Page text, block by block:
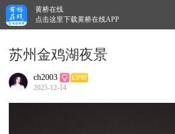
黄桥在线
点击这里下载黄桥在线APP
苏州金鸡湖夜景
ch2003
2025-12-14